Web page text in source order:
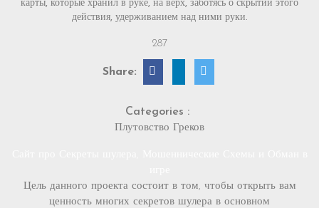
карты, которые хранил в руке, на верх, заботясь о скрытии этого
действия, удерживанием над ними руки.
287
Share:
Categories :
Плутовство Греков
Цель данного проекта состоит в том, чтобы открыть вам
ценность многих секретов шулера в основном